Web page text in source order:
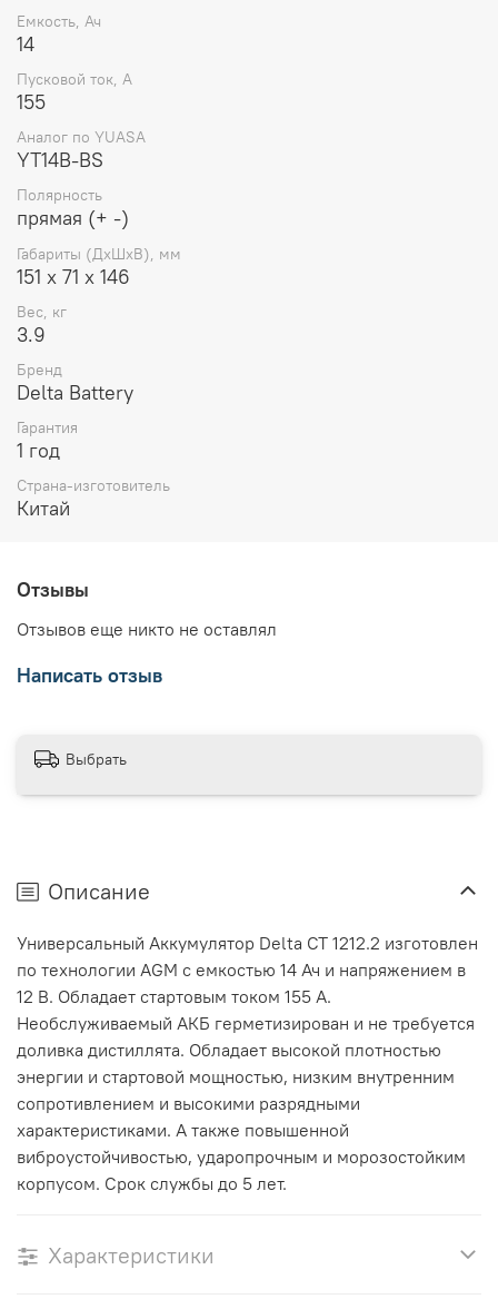
Емкость, Ач
14
Пусковой ток, А
155
Аналог по YUASA
YT14B-BS
Полярность
прямая (+ -)
Габариты (ДхШхВ), мм
151 х 71 х 146
Вес, кг
3.9
Бренд
Delta Battery
Гарантия
1 год
Страна-изготовитель
Китай
Отзывы
Отзывов еще никто не оставлял
Написать отзыв
Выбрать
Описание
Универсальный Аккумулятор Delta СТ 1212.2 изготовлен
по технологии AGM с емкостью 14 Ач и напряжением в
12 В. Обладает стартовым током 155 А.
Необслуживаемый АКБ герметизирован и не требуется
доливка дистиллята. Обладает высокой плотностью
энергии и стартовой мощностью, низким внутренним
сопротивлением и высокими разрядными
характеристиками. А также повышенной
виброустойчивостью, ударопрочным и морозостойким
корпусом. Срок службы до 5 лет.
Характеристики